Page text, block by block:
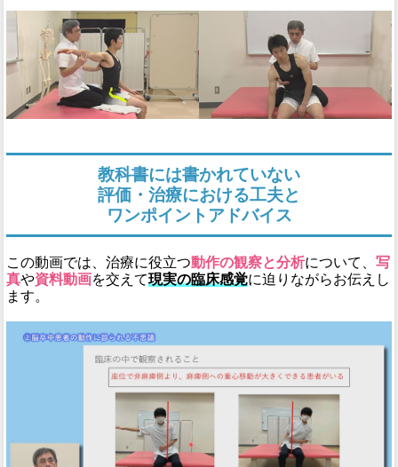
教科書には書かれていない
評価・治療における工夫と
ワンポイントアドバイス
この動画では、治療に役立つ動作の観察と分析について、 写
真や資料動画を交えて現実の臨床感覚に迫りながらお伝えし
ます。